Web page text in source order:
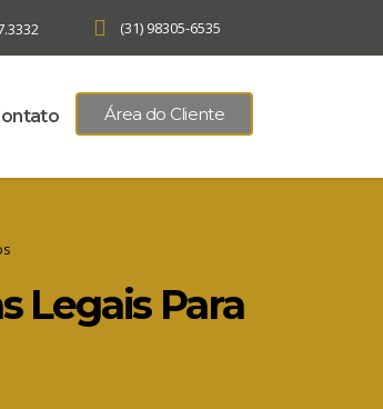
(31) 98305-6535
Área do Cliente
Legais Para